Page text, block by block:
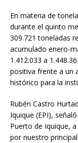
En materia de
durante el quinto
309.721 toneladas
acumulado enero-
1.412.033 a
positiva frente a un
histórico para la
Rubén Castro
Iquique (EPI),
Puerto de Iquique,
por nuestro